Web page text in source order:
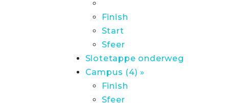
Finish
Start
Sfeer
Slotetappe onderweg
Campus (4) »
Finish
Sfeer